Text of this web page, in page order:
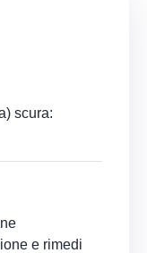
scura:
e rimedi